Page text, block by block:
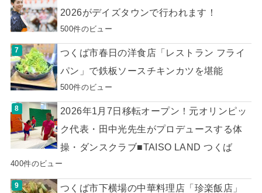
2026がデイズタウンで行われます！
500件のビュー
つくば市春日の洋食店「レストラン フライ
パン」で鉄板ソースチキンカツを堪能
500件のビュー
2026年1月7日移転オープン！元オリンピッ
ク代表・田中光先生がプロデュースする体
操・ダンスクラブ■TAISO LAND つくば
400件のビュー
つくば市下横場の中華料理店「珍楽飯店」